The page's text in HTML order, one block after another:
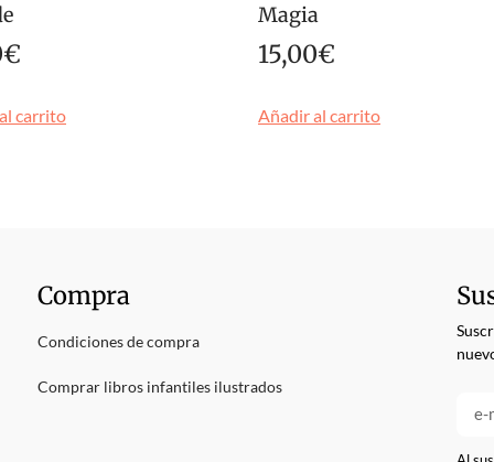
€
carrito
Magia
15,00€
Añadir al carrito
Compra
Condiciones de compra
Comprar libros infantiles ilustrados